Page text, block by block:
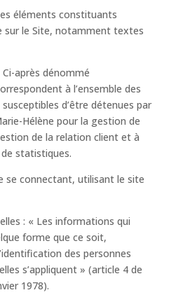
éléments constituants
sur le Site, notamment textes
après dénommé
à l’ensemble des
d’être détenues par
Hélène pour la gestion de
de la relation client et à
statistiques.
se connectant, utilisant le site
: « Les informations qui
forme que ce soit,
des personnes
s’appliquent » (article 4 de
1978).